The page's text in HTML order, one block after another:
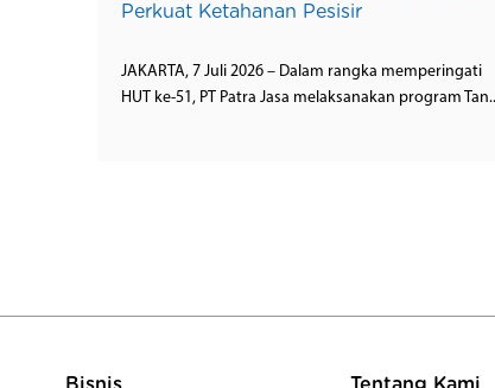
Perkuat Ketahanan Pesisir
JAKARTA, 7 Juli 2026 – Dalam rangka memperingati
HUT ke-51, PT Patra Jasa melaksanakan program
Bisnis Tentang Kami